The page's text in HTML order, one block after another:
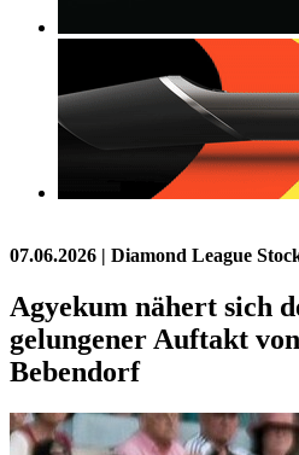
07.06.2026 | Diamond League
Agyekum nähert sich
gelungener Auftakt
Bebendorf